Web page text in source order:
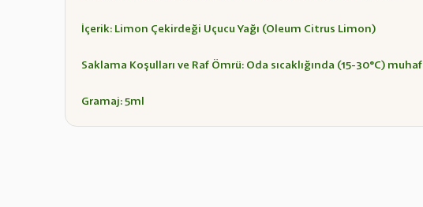
İçerik: Limon Çekirdeği Uçucu Yağı (Oleum Citrus Limon)
Saklama Koşulları ve Raf Ömrü: Oda sıcaklığında (15-30°C)
Gramaj: 5ml